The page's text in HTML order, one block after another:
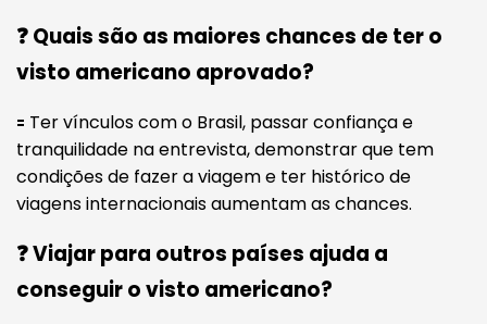
❓ Quais são as maiores chances de ter o
visto americano aprovado?
🟰 Ter vínculos com o Brasil, passar confiança e
tranquilidade na entrevista, demonstrar que tem
condições de fazer a viagem e ter histórico de
viagens internacionais aumentam as chances.
❓ Viajar para outros países ajuda a
conseguir o visto americano?